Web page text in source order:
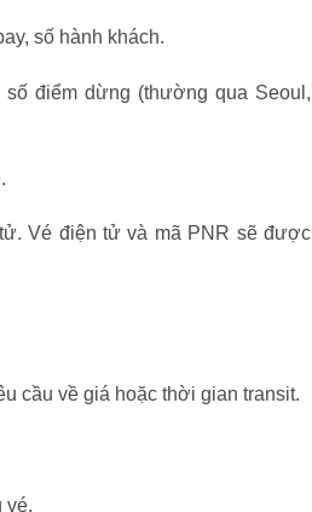
số hành khách.
số điểm dừng (thường qua Seoul,
Vé điện tử và mã PNR sẽ được
cầu về giá hoặc thời gian transit.
vé.